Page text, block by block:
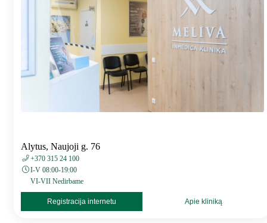
Alytus, Naujoji g. 76
+370 315 24 100
I-V 08:00-19:00
VI-VII Nedirbame
Registracija internetu Apie kliniką